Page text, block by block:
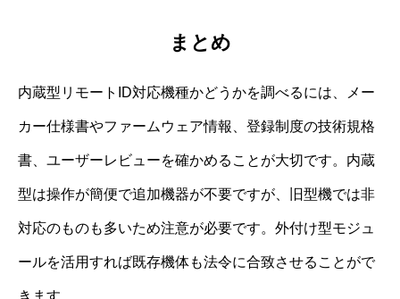
まとめ
内蔵型リモートID対応機種かどうかを調べるには、メー
カー仕様書やファームウェア情報、登録制度の技術規格
書、ユーザーレビューを確かめることが大切です。内蔵
型は操作が簡便で追加機器が不要ですが、旧型機では非
対応のものも多いため注意が必要です。外付け型モジュ
ールを活用すれば既存機体も法令に合致させることがで
きます。